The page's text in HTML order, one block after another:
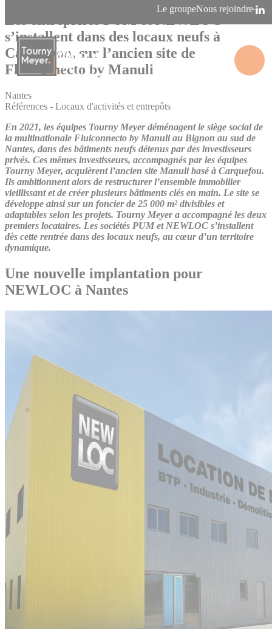
Le groupeNous rejoindre
La connaissance des territoires
s’installent dans des locaux neufs à
Carquefou, sur l’ancien site de
Fluiconnecto by Manuli
Nantes
Références - Locaux d'activités et entrepôts
En 2021, les équipes Tourny Meyer déménagent le siège social de
la multinationale Fluiconnecto by Manuli au Bignon au sud de
Nantes, dans des bâtiments neufs détenus par des investisseurs
privés. Ces mêmes investisseurs, accompagnés par les équipes
Tourny Meyer, acquièrent l’ancien site Manuli basé à Carquefou.
Ils ambitionnent alors de restructurer l’ensemble immobilier
vieillissant et de créer plusieurs bâtiments clés en main. Le site se
développe ainsi sur un foncier de 25 000 m² divisibles et
adaptables selon les projets. Tourny Meyer a accompagné les deux
premiers locataires. Les sociétés PUM et NEWLOC s’installent
dès cette rentrée dans des locaux neufs, au cœur d’un territoire
dynamique.
Une nouvelle implantation pour
NEWLOC à Nantes